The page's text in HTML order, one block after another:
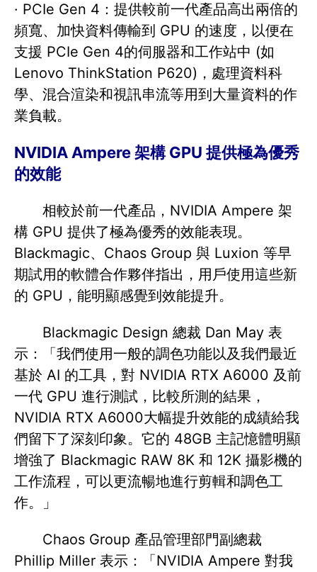
· PCIe Gen 4：提供較前一代產品高出兩倍的
頻寬、加快資料傳輸到 GPU 的速度，以便在
支援 PCIe Gen 4的伺服器和工作站中 (如
Lenovo ThinkStation P620)，處理資料科
學、混合渲染和視訊串流等用到大量資料的作
業負載。
NVIDIA Ampere 架構 GPU 提供極為優秀
的效能
相較於前一代產品，NVIDIA Ampere 架
構 GPU 提供了極為優秀的效能表現。
Blackmagic、Chaos Group 與 Luxion 等早
期試用的軟體合作夥伴指出，用戶使用這些新
的 GPU，能明顯感覺到效能提升。
Blackmagic Design 總裁 Dan May 表
示：「我們使用一般的調色功能以及我們最近
基於 AI 的工具，對 NVIDIA RTX A6000 及前
一代 GPU 進行測試，比較所測的結果，
NVIDIA RTX A6000大幅提升效能的成績給我
們留下了深刻印象。它的 48GB 主記憶體明顯
增強了 Blackmagic RAW 8K 和 12K 攝影機的
工作流程，可以更流暢地進行剪輯和調色工
作。」
Chaos Group 產品管理部門副總裁
Phillip Miller 表示：「NVIDIA Ampere 對我